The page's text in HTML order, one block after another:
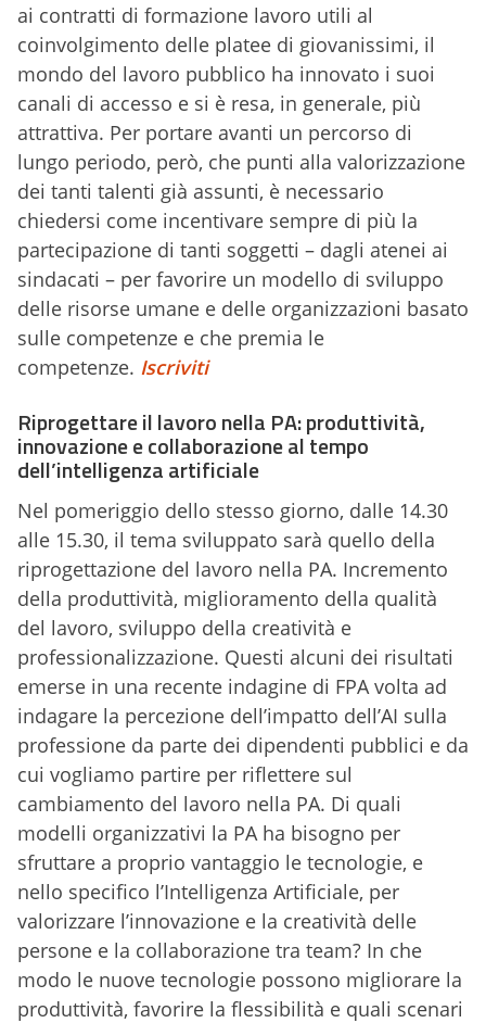
ai contratti di formazione lavoro utili al
coinvolgimento delle platee di giovanissimi, il
mondo del lavoro pubblico ha innovato i suoi
canali di accesso e si è resa, in generale, più
attrattiva. Per portare avanti un percorso di
lungo periodo, però, che punti alla valorizzazione
dei tanti talenti già assunti, è necessario
chiedersi come incentivare sempre di più la
partecipazione di tanti soggetti – dagli atenei ai
sindacati – per favorire un modello di sviluppo
delle risorse umane e delle organizzazioni basato
sulle competenze e che premia le
competenze. Iscriviti
Riprogettare il lavoro nella PA: produttività,
innovazione e collaborazione al tempo
dell’intelligenza artificiale
Nel pomeriggio dello stesso giorno, dalle 14.30
alle 15.30, il tema sviluppato sarà quello della
riprogettazione del lavoro nella PA. Incremento
della produttività, miglioramento della qualità
del lavoro, sviluppo della creatività e
professionalizzazione. Questi alcuni dei risultati
emerse in una recente indagine di FPA volta ad
indagare la percezione dell’impatto dell’AI sulla
professione da parte dei dipendenti pubblici e da
cui vogliamo partire per riflettere sul
cambiamento del lavoro nella PA. Di quali
modelli organizzativi la PA ha bisogno per
sfruttare a proprio vantaggio le tecnologie, e
nello specifico l’Intelligenza Artificiale, per
valorizzare l’innovazione e la creatività delle
persone e la collaborazione tra team? In che
modo le nuove tecnologie possono migliorare la
produttività, favorire la flessibilità e quali scenari